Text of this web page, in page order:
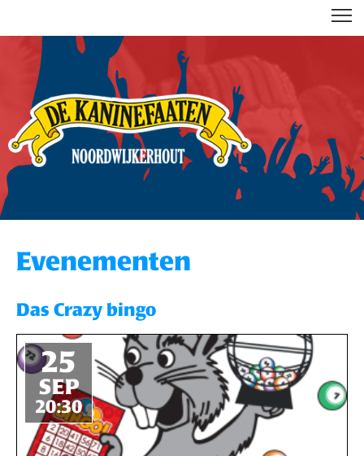
Evenementen
Das Crazy bingo
25
SEP
20:30